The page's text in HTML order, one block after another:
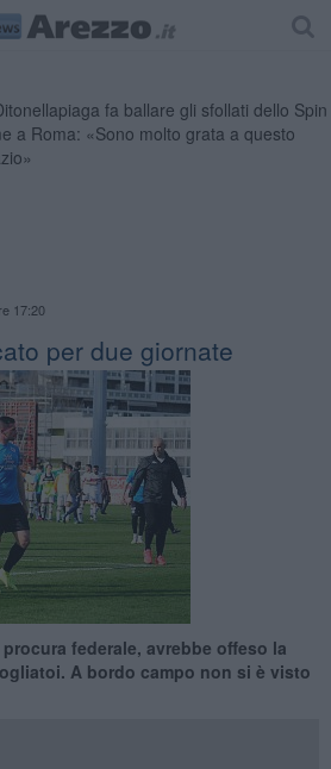
17:20
per due giornate
federale, avrebbe offeso la
A bordo campo non si è visto